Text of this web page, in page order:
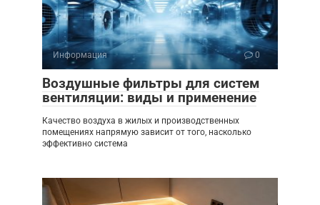
Информация 0
Воздушные фильтры для систем
вентиляции: виды и применение
Качество воздуха в жилых и производственных
помещениях напрямую зависит от того, насколько
эффективно система